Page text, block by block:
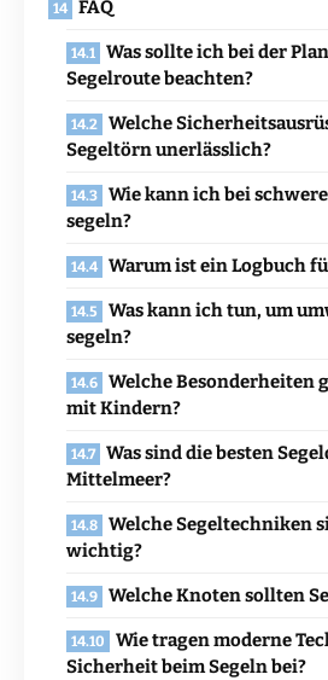
FAQ
Was sollte ich bei der
Segelroute beachten?
Welche
Segeltörn unerlässlich?
Wie kann ich bei
segeln?
Warum ist ein Logbuch
Was kann ich tun, um
segeln?
Welche Besonderheiten
mit Kindern?
Was sind die besten
Mittelmeer?
Welche Segeltechniken
wichtig?
Welche Knoten sollten
Wie tragen moderne
Sicherheit beim Segeln bei?